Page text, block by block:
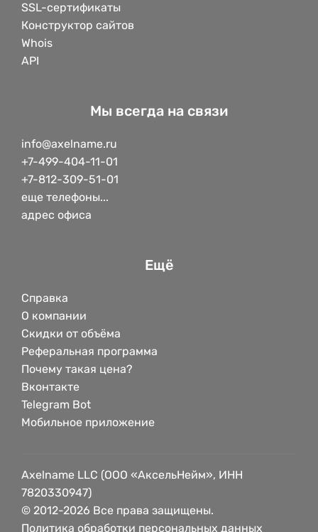
SSL-сертификаты
Конструктор сайтов
Whois
API
Мы всегда на связи
info@axelname.ru
+7-499-404-11-01
+7-812-309-51-01
еще телефоны...
адрес офиса
Ещё
Справка
О компании
Скидки от объёма
Реферальная программа
Почему такая цена?
Вконтакте
Telegram Bot
Мобильное приложение
Axelname LLC (ООО «АксельНейм», ИНН
7820330947)
© 2012-2026 Все права защищены.
Политика обработки персональных данных